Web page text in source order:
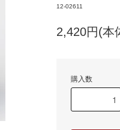
12-02611
2,420円(本
購入数